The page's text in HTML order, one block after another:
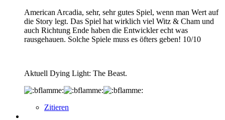
American Arcadia, sehr, sehr gutes Spiel, wenn man Wert auf
die Story legt. Das Spiel hat wirklich viel Witz & Cham und
auch Richtung Ende haben die Entwickler echt was
rausgehauen. Solche Spiele muss es öfters geben! 10/10
Aktuell Dying Light: The Beast.
Zitieren